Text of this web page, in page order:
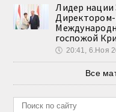
Лидер нации
госпожой
🕔 20:41, 6.Ноя
Все